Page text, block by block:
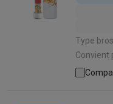
Type
Convient pour:
brossage: 2 | Types de modes de